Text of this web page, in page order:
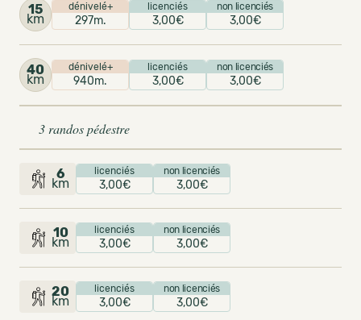
15
km
dénivelé+
297m.
licenciés
3,00€
non licenciés
3,00€
40
km
dénivelé+
940m.
licenciés
3,00€
non licenciés
3,00€
3 randos pédestre
6
km
licenciés
3,00€
non licenciés
3,00€
10
km
licenciés
3,00€
non licenciés
3,00€
20
km
licenciés
3,00€
non licenciés
3,00€